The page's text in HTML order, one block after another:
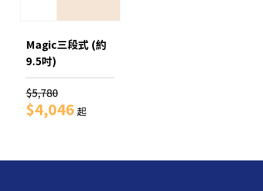
Magic三段式 (約
9.5吋)
$5,780
$4,046 起